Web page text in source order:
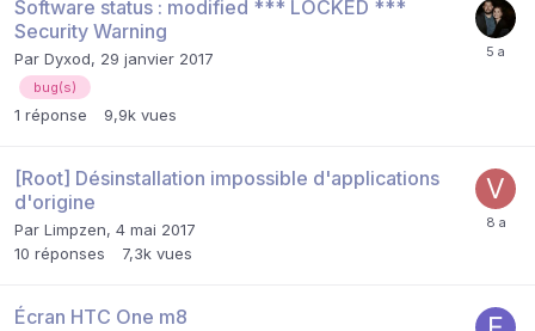
Software status : modified *** LOCKED ***
Security Warning
Par Dyxod, 29 janvier 2017
bug(s)
1 réponse 9,9k vues
[Root] Désinstallation impossible d'applications
d'origine
Par Limpzen, 4 mai 2017
10 réponses 7,3k vues
Écran HTC One m8